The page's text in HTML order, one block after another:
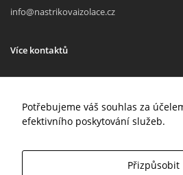
info@nastrikovaizolace.cz
Více kontaktů
Facebook
Potřebujeme váš souhlas za
efektivního poskytování služeb.
Přizpůsobit